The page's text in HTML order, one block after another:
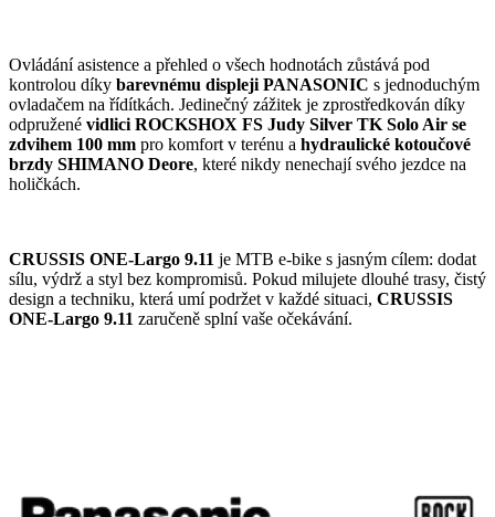
Ovládání asistence a přehled o všech hodnotách zůstává pod
kontrolou díky barevnému displeji PANASONIC s jednoduchým
ovladačem na řídítkách. Jedinečný zážitek je zprostředkován díky
odpružené vidlici ROCKSHOX FS Judy Silver TK Solo Air se
zdvihem 100 mm pro komfort v terénu a hydraulické kotoučové
brzdy SHIMANO Deore, které nikdy nenechají svého jezdce na
holičkách.
CRUSSIS ONE-Largo 9.11 je MTB e-bike s jasným cílem: dodat
sílu, výdrž a styl bez kompromisů. Pokud milujete dlouhé trasy, čistý
design a techniku, která umí podržet v každé situaci, CRUSSIS
ONE-Largo 9.11 zaručeně splní vaše očekávání.